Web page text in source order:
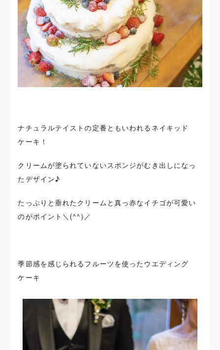
ナチュラルテイストの定番ともいわれるネイキッド
ケーキ！
クリームが塗られていないスポンジがむき出しになっ
たデザイン♪
たっぷりと垂れたクリームと真っ赤なイチゴが可愛い
のがポイント＼(^^)／
季節感を感じられるフルーツを使ったウエディング
ケーキ